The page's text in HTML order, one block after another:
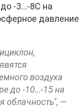
-3…-8С на
давление
воздуха
до -10…-15 на
облачность", —